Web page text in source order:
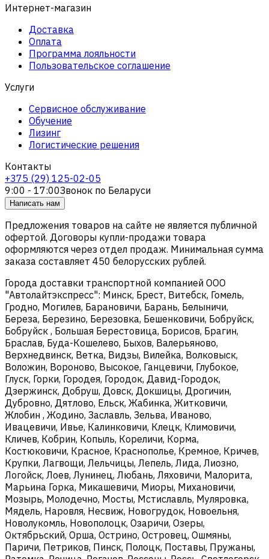
Интернет-магазин
Доставка
Оплата
Программа лояльности
Пользовательское соглашение
Услуги
Сервисное обслуживание
Обучение
Лизинг
Логистические решения
Контакты
+375 (29) 125-02-05
9:00 - 17:00Звонок по Беларуси
Написать нам
Предложения товаров на сайте не является публичной
офертой. Договоры купли-продажи товара
оформляются через отдел продаж. Минимальная сумма
заказа составляет 450 белорусских рублей.
Города доставки транспортной компанией ООО
"Автолайтэкспресс": Минск, Брест, Витебск, Гомель,
Гродно, Могилев, Барановичи, Барань, Белыничи,
Береза, Березино, Березовка, Бешенковичи, Бобруйск,
Бобруйск , Большая Берестовица, Борисов, Брагин,
Браслав, Буда-Кошелево, Быхов, Валерьяново,
Верхнедвинск, Ветка, Видзы, Вилейка, Волковыск,
Воложин, Вороново, Высокое, Ганцевичи, Глубокое,
Глуск, Горки, Городея, Городок, Давид-Городок,
Дзержинск, Добруш, Довск, Докшицы, Дрогичин,
Дубровно, Дятлово, Ельск, Жабинка, Житковичи,
Жлобин , Жодино, Заславль, Зельва, Иваново,
Ивацевичи, Ивье, Калинковичи, Клецк, Климовичи,
Кличев, Кобрин, Копыль, Кореличи, Корма,
Костюковичи, Красное, Краснополье, Кремное, Кричев,
Крупки, Лагвощи, Лельчицы, Лепель, Лида, Лиозно,
Логойск, Лоев, Лунинец, Любань, Ляховичи, Малорита,
Марьина Горка, Микашевичи, Миоры, Михановичи,
Мозырь, Молодечно, Мосты, Мстиславль, Муляровка,
Мядель, Наровля, Несвиж, Новогрудок, Новоельня,
Новолукомль, Новополоцк, Озаричи, Озеры,
Октябрьский, Орша, Острино, Островец, Ошмяны,
Паричи, Петриков, Пинск, Полоцк, Поставы, Пружаны,